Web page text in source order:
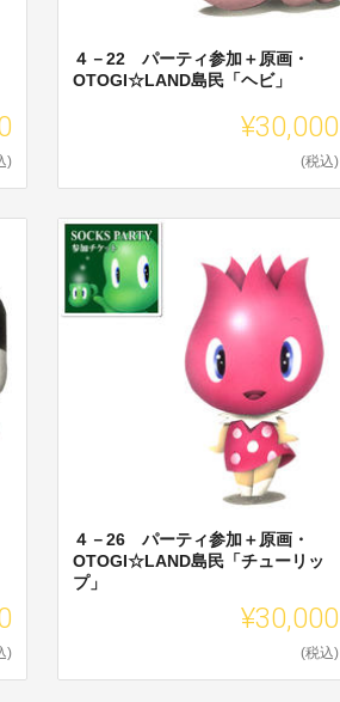
)
４－22 パーティ参加＋原画・
OTOGI☆LAND島民「ヘビ」
¥30,000
(税込)
)
４－26 パーティ参加＋原画・
OTOGI☆LAND島民「チューリッ
プ」
¥30,000
(税込)